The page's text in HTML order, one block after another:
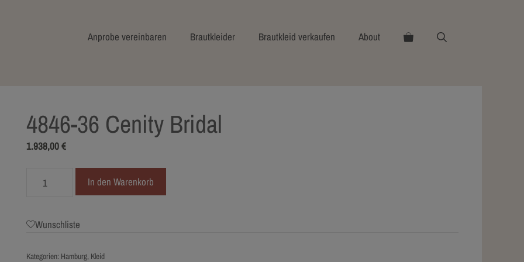
Anprobe vereinbaren Brautkleider Brautkleid verkaufen About
4846-36 Cenity Bridal
1.938,00€
Bridal
In den Warenkorb
Wunschliste
Kategorien: Hamburg, Kleid